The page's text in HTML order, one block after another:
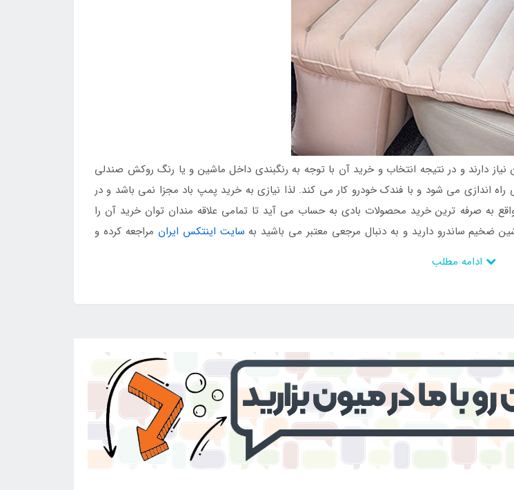
نیاز دارند و در نتیجه انتخاب و خرید آن با توجه به رنگبندی داخل ماشین و یا رنگ روکش صندلی
اندازی می شود و با فندک خودرو کار می کند. لذا نیازی به خرید پمپ باد مجزا نمی باشد و در
صرفه ترین خرید محصولات بادی به حساب می آید تا تمامی علاقه مندان توان خرید آن را
ضخیم ساندرو دارید و به دنبال مرجعی معتبر می باشید به سایت اینتکس ایران مراجعه کرده و